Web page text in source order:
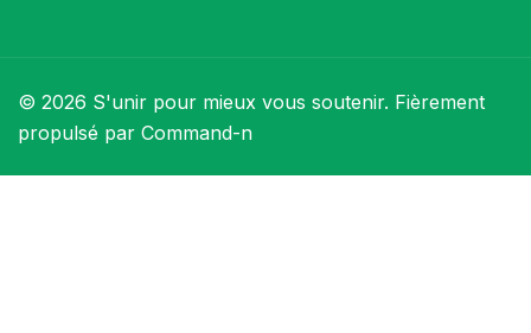
© 2026 S'unir pour mieux vous soutenir. Fièrement
propulsé par Command-n